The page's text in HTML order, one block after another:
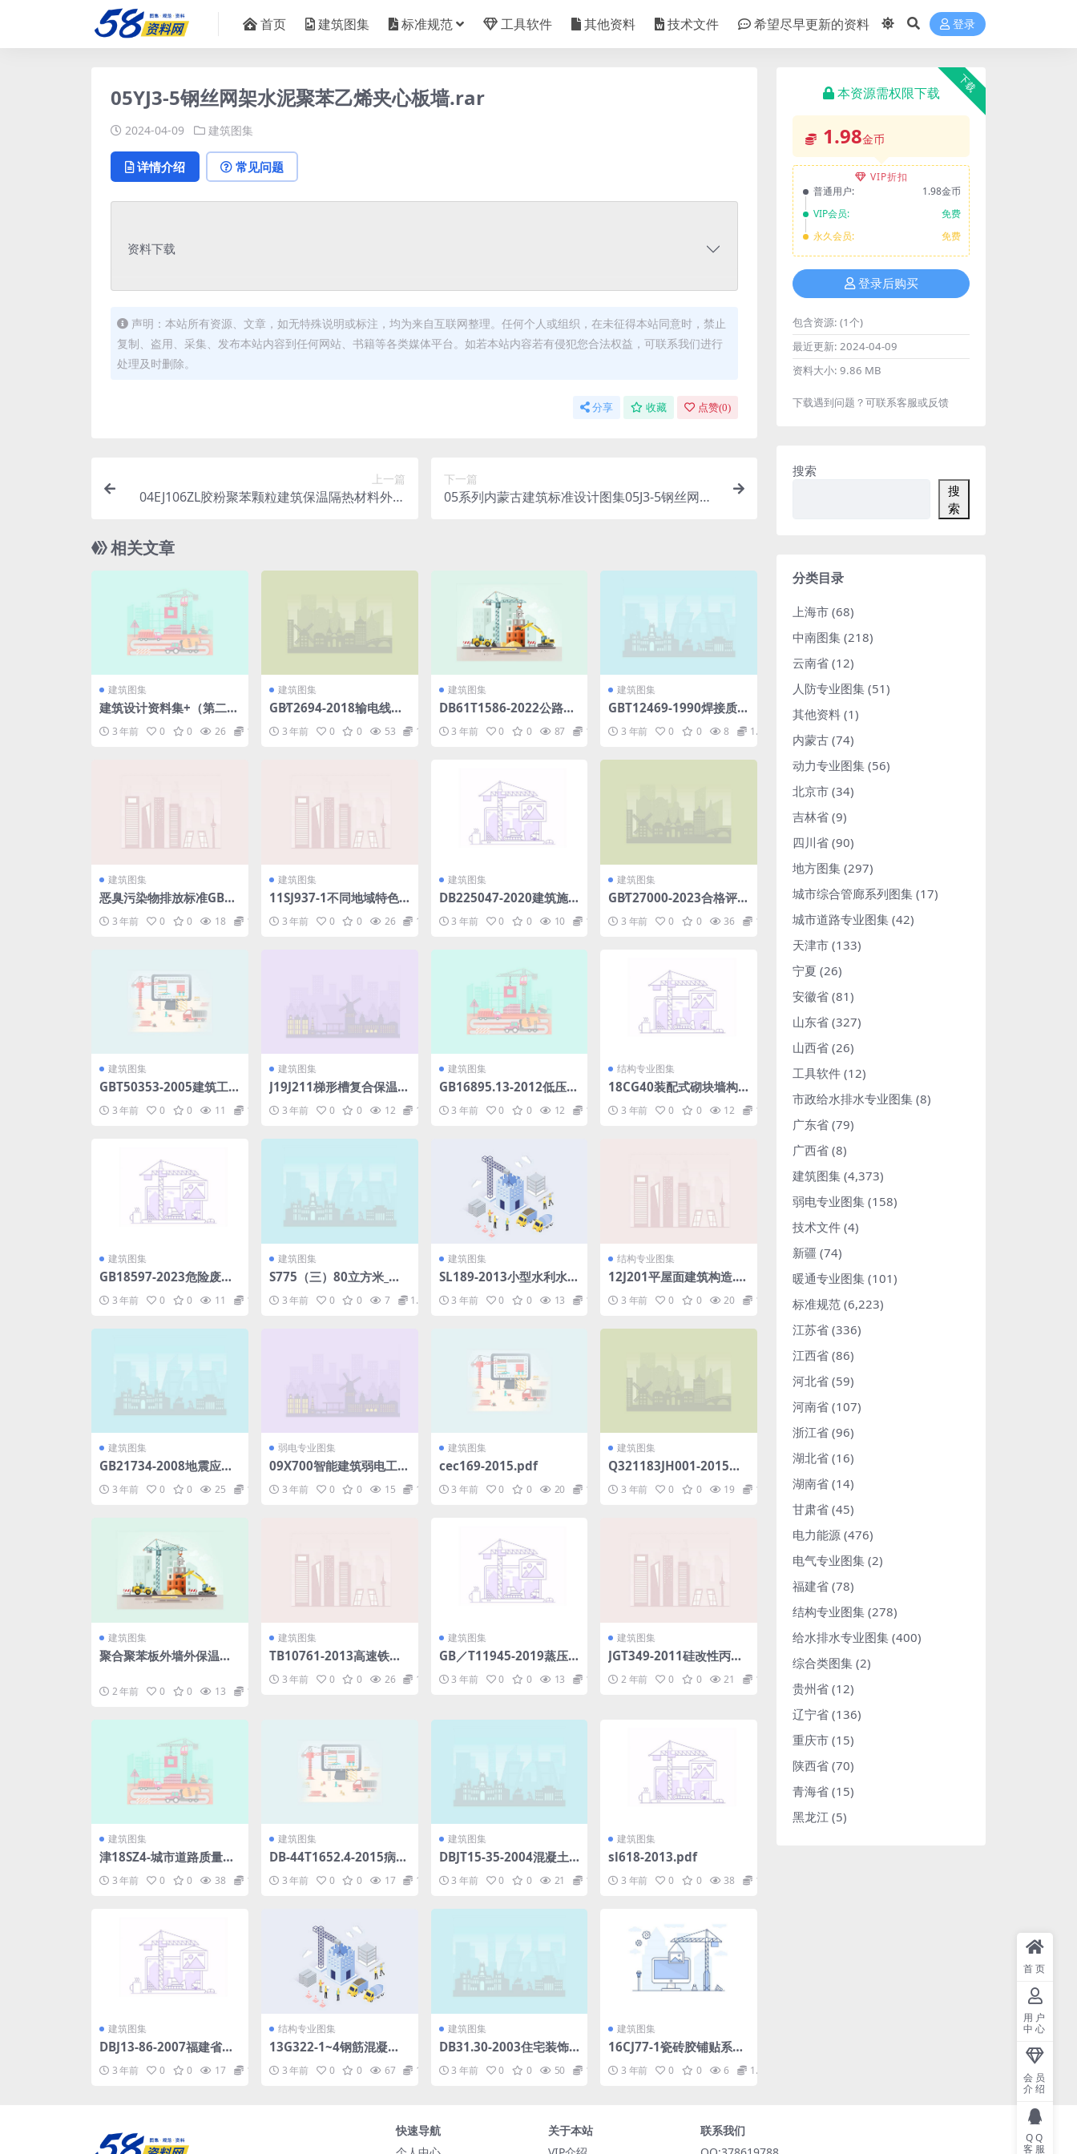
首页 建筑图集 标准规范 工具软件 其他资料 技术文件 希望尽早更新的资料 登录
05YJ3-5钢丝网架水泥聚苯乙烯夹心板墙.rar
2024-04-09 建筑图集
详情介绍 常见问题
资料下载
声明：本站所有资源、文章，如无特殊说明或标注，均为来自互联网整理。任何个人或组织，在未征得本站同意时，禁止
复制、盗用、采集、发布本站内容到任何网站、书籍等各类媒体平台。如若本站内容若有侵犯您合法权益，可联系我们进行
处理及时删除。
分享 收藏 点赞(0)
上一篇
04EJ106ZL胶粉聚苯颗粒建筑保温隔热材料外墙
下一篇
05系列内蒙古建筑标准设计图集05J3-5钢丝网架
相关文章
建筑图集
建筑设计资料集+（第二
3 年前 0 0 26 1.98
建筑图集
GB∕T2694-2018输电线路
铁塔制造技术条件.pdf
3 年前 0 0 53 1.98
建筑图集
DB61T1586-2022公路水
泥混凝土路面内养护技术
规范.pdf
3 年前 0 0 87 1.98
建筑图集
GBT12469-1990焊接质
量保证钢熔化焊接头的要
求和缺陷分级.PDF.pdf
3 年前 0 0 8 1.98
建筑图集
恶臭污染物排放标准GB14
3 年前 0 0 18 1.98
建筑图集
11SJ937-1不同地域特色
3 年前 0 0 26 1.98
建筑图集
DB225047-2020建筑施
排查治理标准.pdf
3 年前 0 0 10 1.98
建筑图集
GB∕T27000-2023合格评
3 年前 0 0 36 1.98
建筑图集
GBT50353-2005建筑工
程建筑面积计算规范.pdf
3 年前 0 0 11 1.98
建筑图集
J19J211梯形槽复合保温板
3 年前 0 0 12 1.98
建筑图集
GB16895.13-2012低压电
气装置第7-701部分特殊
装置或场所的要求装有浴
3 年前 0 0 12 1.98
结构专业图集
18CG40装配式砌块墙构
3 年前 0 0 12 1.98
建筑图集
GB18597-2023危险废物
KB).pdf
3 年前 0 0 11 1.98
建筑图集
S775（三）80立方米_小
3 年前 0 0 7 1.98
建筑图集
SL189-2013小型水利水电
范.pdf
3 年前 0 0 13 1.98
结构专业图集
12J201平屋面建筑构造.p
3 年前 0 0 20 1.98
建筑图集
GB21734-2008地震应急
避难场所场址及配套设施.
pdf3 年前 0 0 25 1.98
弱电专业图集
09X700智能建筑弱电工程
设计与施工(下册)(不清晰).
pdf3 年前 0 0 15 1.98
建筑图集
cec169-2015.pdf
3 年前 0 0 20 1.98
建筑图集
Q321183JH001-2015先
张法预应力实心方桩.pdf
3 年前 0 0 19 1.98
建筑图集
聚合聚苯板外墙外保温系
2 年前 0 0 13 1.98
建筑图集
TB10761-2013高速铁路
f
3 年前 0 0 26 1.98
建筑图集
GB／T11945-2019蒸压
f 3 年前 0 0 13 1.98
建筑图集
JGT349-2011硅改性丙烯
2 年前 0 0 21 1.98
建筑图集
津18SZ4-城市道路质量通
病防范系列图集-标准规范.
pdf3 年前 0 0 38 1.98
建筑图集
DB-44T1652.4-2015病媒
生物预防控制规范第4部
分：蜚蠊防制.pdf
3 年前 0 0 17 1.98
建筑图集
DBJT15-35-2004混凝土
后锚固件抗拔和抗剪性能
检测技术规程.pdf
3 年前 0 0 21 1.98
建筑图集
sl618-2013.pdf
3 年前 0 0 38 1.98
建筑图集
DBJ13-86-2007福建省先
础技术规程[附条文说明].p
3 年前 0 0 17 1.98
结构专业图集
13G322-1~4钢筋混凝土
3 年前 0 0 67 1.98
建筑图集
DB31.30-2003住宅装饰
3 年前 0 0 50 1.98
建筑图集
16CJ77-1瓷砖胶铺贴系统
f 3 年前 0 0 6 1.98
下载
本资源需权限下载
1.98金币
VIP折扣
普通用户:
1.98金币
VIP会员:
免费
永久会员:
免费
登录后购买
包含资源: (1个)
最近更新: 2024-04-09
资料大小: 9.86 MB
下载遇到问题？可联系客服或反馈
搜索
搜
索
分类目录
上海市 (68)
中南图集 (218)
云南省 (12)
人防专业图集 (51)
其他资料 (1)
内蒙古 (74)
动力专业图集 (56)
北京市 (34)
吉林省 (9)
四川省 (90)
地方图集 (297)
城市综合管廊系列图集 (17)
城市道路专业图集 (42)
天津市 (133)
宁夏 (26)
安徽省 (81)
山东省 (327)
山西省 (26)
工具软件 (12)
市政给水排水专业图集 (8)
广东省 (79)
广西省 (8)
建筑图集 (4,373)
弱电专业图集 (158)
技术文件 (4)
新疆 (74)
暖通专业图集 (101)
标准规范 (6,223)
江苏省 (336)
江西省 (86)
河北省 (59)
河南省 (107)
浙江省 (96)
湖北省 (16)
湖南省 (14)
甘肃省 (45)
电力能源 (476)
电气专业图集 (2)
福建省 (78)
结构专业图集 (278)
给水排水专业图集 (400)
综合类图集 (2)
贵州省 (12)
辽宁省 (136)
重庆市 (15)
陕西省 (70)
青海省 (15)
黑龙江 (5)
快速导航
关于本站
联系我们
首页
用户
中心
会员
介绍
QQ
客服